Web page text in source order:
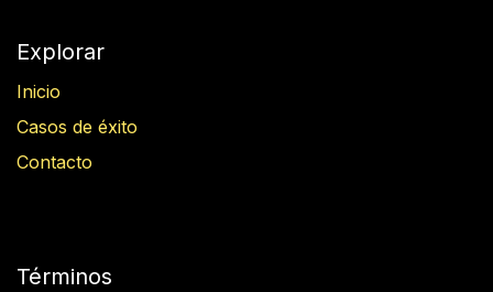
Explorar
Inicio
Casos de éxito
Contacto
Términos